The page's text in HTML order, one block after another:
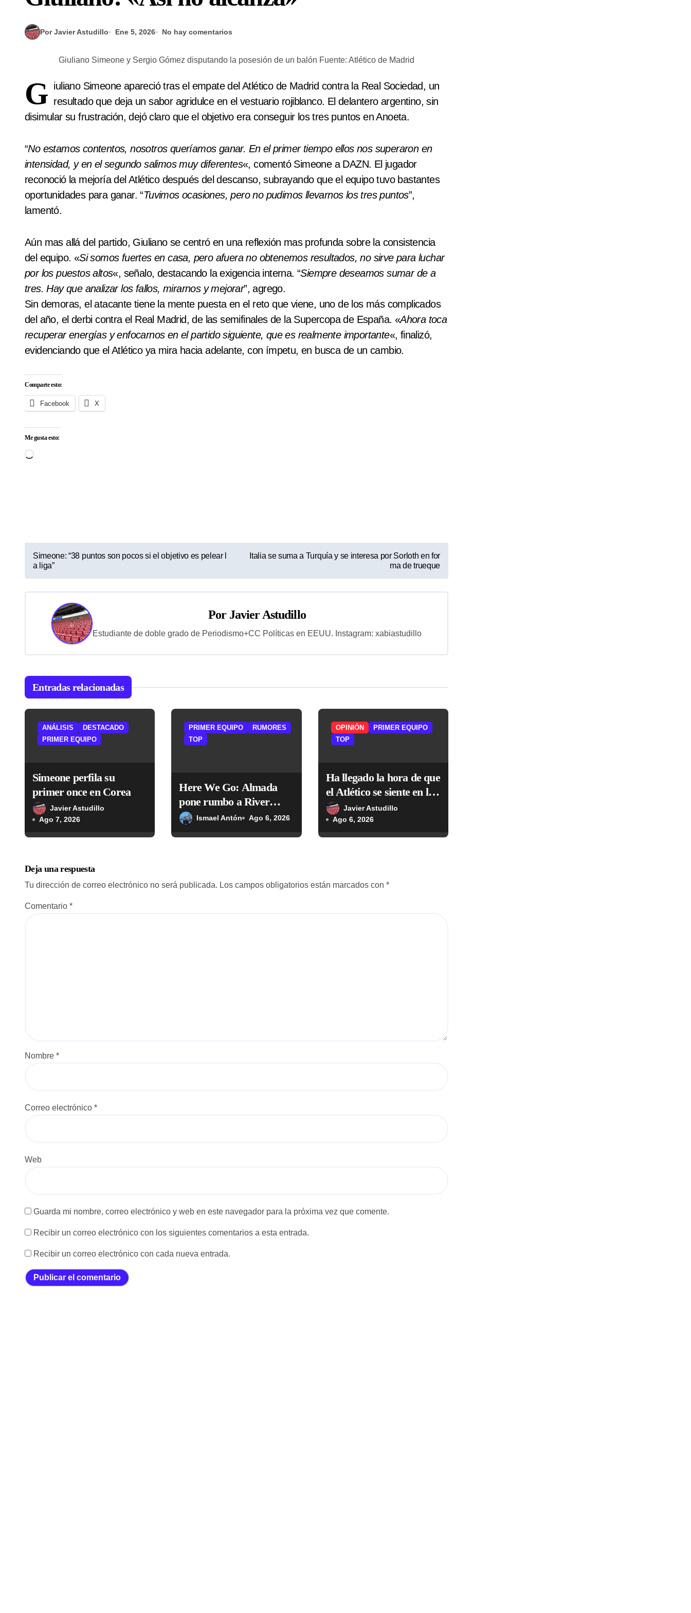
Por Javier Astudillo Ene 5, 2026 No hay comentarios
Giuliano Simeone y Sergio Gómez disputando la posesión de un balón Fuente: Atlético de Madrid
G iuliano Simeone apareció tras el empate del Atlético de Madrid contra la Real Sociedad, un
resultado que deja un sabor agridulce en el vestuario rojiblanco. El delantero argentino, sin
disimular su frustración, dejó claro que el objetivo era conseguir los tres puntos en Anoeta.
“No estamos contentos, nosotros queríamos ganar. En el primer tiempo ellos nos superaron en
intensidad, y en el segundo salimos muy diferentes«, comentó Simeone a DAZN. El jugador
reconoció la mejoría del Atlético después del descanso, subrayando que el equipo tuvo bastantes
oportunidades para ganar. “Tuvimos ocasiones, pero no pudimos llevarnos los tres puntos”,
lamentó.
Aún mas allá del partido, Giuliano se centró en una reflexión mas profunda sobre la consistencia
del equipo. «Si somos fuertes en casa, pero afuera no obtenemos resultados, no sirve para luchar
por los puestos altos«, señalo, destacando la exigencia interna. “Siempre deseamos sumar de a
tres. Hay que analizar los fallos, mirarnos y mejorar”, agrego.
Sin demoras, el atacante tiene la mente puesta en el reto que viene, uno de los más complicados
del año, el derbi contra el Real Madrid, de las semifinales de la Supercopa de España. «Ahora toca
recuperar energías y enfocarnos en el partido siguiente, que es realmente importante«, finalizó,
evidenciando que el Atlético ya mira hacia adelante, con ímpetu, en busca de un cambio.
Comparte esto:
Facebook X
Me gusta esto:
Cargando...
N
a
v
a
c
i
n
r
a
d
Simeone: “38 puntos son pocos si el objetivo es pelear l
a liga”
Italia se suma a Turquía y se interesa por Sorloth en for
ma de trueque
Por Javier Astudillo
Estudiante de doble grado de Periodismo+CC Políticas en EEUU. Instagram: xabiastudillo
Entradas relacionadas
ANÁLISIS
DESTACADO
PRIMER EQUIPO
Simeone perfila su
primer once en Corea
Javier Astudillo
Ago 7, 2026
PRIMER EQUIPO
RUMORES
TOP
Here We Go: Almada
pone rumbo a River
Plate por 20 millones de
Ismael Antón Ago 6, 2026
OPINIÓN
PRIMER EQUIPO
TOP
Ha llegado la hora de que
el Atlético se siente en la
mesa de los grandes
Javier Astudillo
Ago 6, 2026
Deja una respuesta
Tu dirección de correo electrónico no será publicada. Los campos obligatorios están marcados con *
Comentario *
Nombre *
Correo electrónico *
Web
Guarda mi nombre, correo electrónico y web en este navegador para la próxima vez que comente.
Recibir un correo electrónico con los siguientes comentarios a esta entrada.
Recibir un correo electrónico con cada nueva entrada.